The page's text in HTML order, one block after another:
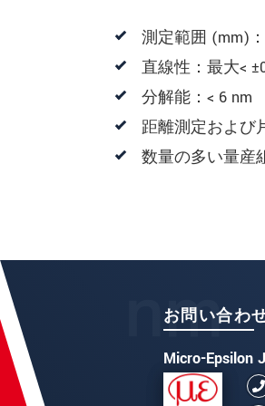
測定範囲 (mm)
直線性：最大<
分解能：< 6 nm
距離測定および
数量の多い量産
お問い合わ
Micro-Epsilon